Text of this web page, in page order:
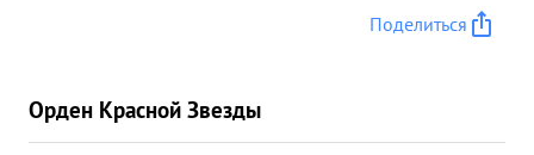
Поделиться
Орден Красной Звезды